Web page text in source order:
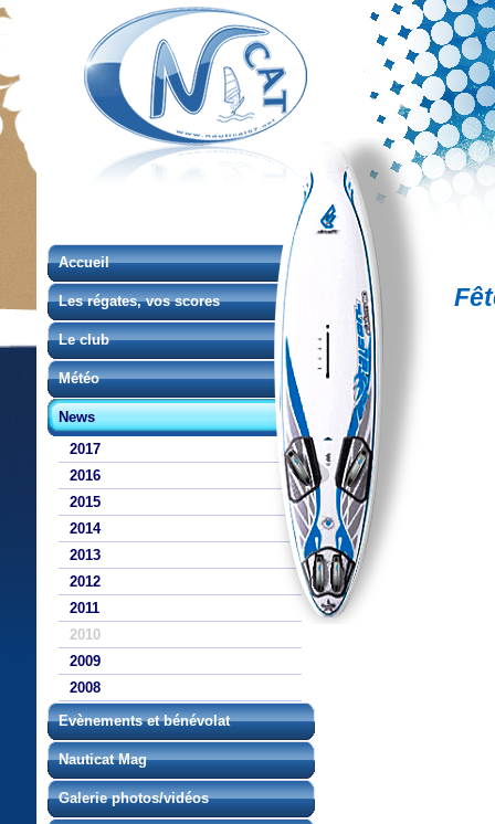
Accueil
Les régates, vos scores
Le club
Météo
News
2017
2016
2015
2014
2013
2012
2011
2010
2009
2008
Evènements et bénévolat
Nauticat Mag
Galerie photos/vidéos